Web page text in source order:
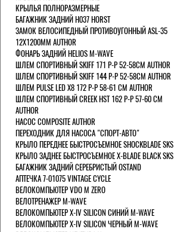
КРЫЛЬЯ ПОЛНОРАЗМЕРНЫЕ
БАГАЖНИК ЗАДНИЙ H037 HORST
ЗАМОК ВЕЛОСИПЕДНЫЙ ПРОТИВОУГОННЫЙ ASL-35
12Х1200ММ AUTHOR
ФОНАРЬ ЗАДНИЙ HELIOS M-WAVE
ШЛЕМ СПОРТИВНЫЙ SKIFF 171 Р-Р 52-58СМ AUTHOR
ШЛЕМ СПОРТИВНЫЙ SKIFF 144 Р-Р 52-58СМ AUTHOR
ШЛЕМ PULSE LED X8 172 Р-Р 58-61 СМ AUTHOR
ШЛЕМ СПОРТИВНЫЙ CREEK HST 162 Р-Р 57-60 СМ
AUTHOR
НАСОС COMPOSITE AUTHOR
ПЕРЕХОДНИК ДЛЯ НАСОСА "СПОРТ-АВТО"
КРЫЛО ПЕРЕДНЕЕ БЫСТРОСЪЕМНОЕ SHOCKBLADE SKS
КРЫЛО ЗАДНЕЕ БЫСТРОСЪЕМНОЕ X-BLADE BLACK SKS
БАГАЖНИК ЗАДНИЙ СЕРЕБРИСТЫЙ OSTAND
АПТЕЧКА 7-01075 VINTAGE CYCLE
ВЕЛОКОМПЬЮТЕР VDO M ZERO
ВЕЛОТРЕНАЖЕР M-WAVE
ВЕЛОКОМПЬЮТЕР X-IV SILICON СИНИЙ M-WAVE
ВЕЛОКОМПЬЮТЕР X-IV SILICON ЧЕРНЫЙ M-WAVE